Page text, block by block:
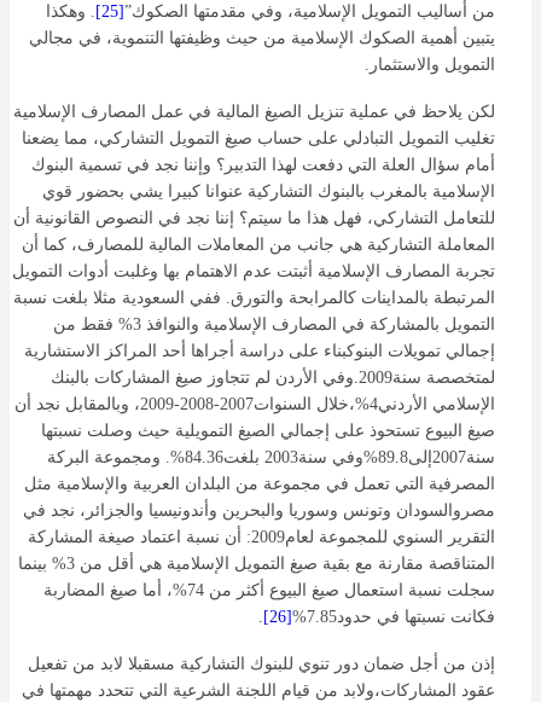
من أساليب التمويل الإسلامية، وفي مقدمتها الصكوك”[25]
. وهكذا
يتبين أهمية الصكوك الإسلامية من حيث وظيفتها التنموية، في مجالي
التمويل والاستثمار.
لكن يلاحظ في عملية تنزيل الصيغ المالية في عمل المصارف الإسلامية
تغليب التمويل التبادلي على حساب صيغ التمويل التشاركي، مما يضعنا
أمام سؤال العلة التي دفعت لهذا التدبير؟ وإننا نجد في تسمية البنوك
الإسلامية بالمغرب بالبنوك التشاركية عنوانا كبيرا يشي بحضور قوي
للتعامل التشاركي، فهل هذا ما سيتم؟ إننا نجد في النصوص القانونية أن
المعاملة التشاركية هي جانب من المعاملات المالية للمصارف، كما أن
تجربة المصارف الإسلامية أثبتت عدم الاهتمام بها وغلبت أدوات التمويل
المرتبطة بالمداينات كالمرابحة والتورق. ففي السعودية مثلا بلغت نسبة
التمويل بالمشاركة في المصارف الإسلامية والنوافذ 3% فقط من
إجمالي تمويلات البنوكبناء على دراسة أجراها أحد المراكز الاستشارية
لمتخصصة سنة2009.وفي الأردن لم تتجاوز صيغ المشاركات بالبنك
الإسلامي الأردني4%،خلال السنوات2007-2008-2009، وبالمقابل نجد أن
صيغ البيوع تستحوذ على إجمالي الصيغ التمويلية حيث وصلت نسبتها
سنة2007إلى89.8%وفي سنة2003 بلغت84.36%. ومجموعة البركة
المصرفية التي تعمل في مجموعة من البلدان العربية والإسلامية مثل
مصروالسودان وتونس وسوريا والبحرين وأندونيسيا والجزائر، نجد في
التقرير السنوي للمجموعة لعام2009: أن نسبة اعتماد صيغة المشاركة
المتناقصة مقارنة مع بقية صيغ التمويل الإسلامية هي أقل من 3% بينما
سجلت نسبة استعمال صيغ البيوع أكثر من 74%، أما صيغ المضاربة
فكانت نسبتها في حدود7.85%
[26]
إذن من أجل ضمان دور تنوي للبنوك التشاركية مسقبلا لابد من تفعيل
عقود المشاركات،ولابد من قيام اللجنة الشرعية التي تتحدد مهمتها في